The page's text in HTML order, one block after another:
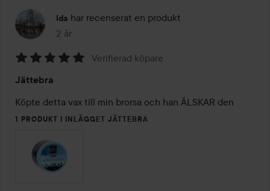
Ida har recenserat en produkt
2 år
Inlägget skapades 2 år
5
av
5
Verifierad köpare
Jättebra
Köpte detta vax till min brorsa och han ÄLSKAR den
1 PRODUKT I INLÄGGET JÄTTEBRA